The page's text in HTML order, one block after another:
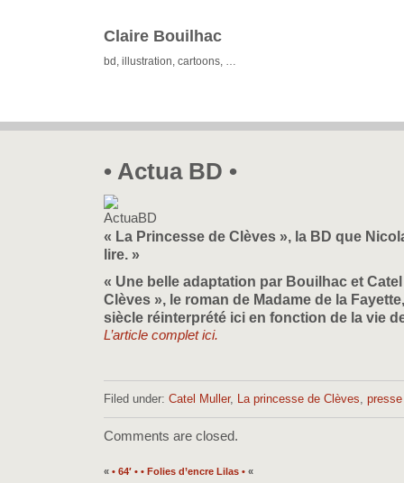
Claire Bouilhac
bd, illustration, cartoons, …
• Actua BD •
« La Princesse de Clèves », la BD que
lire. »
« Une belle adaptation par Bouilhac et
Clèves », le roman de Madame de la
siècle réinterprété ici en fonction de la vie
L’article complet ici.
Filed under: Catel Muller, La princesse de Clèves, presse
Comments are closed.
« • 64′ • • Folies d’encre Lilas • «